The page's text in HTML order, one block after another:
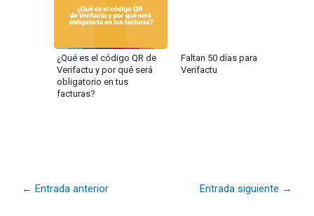
¿Qué es el código QR de
Verifactu y por qué será
obligatorio en tus
facturas?
Faltan 50 días para
Verifactu
← Entrada anterior Entrada siguiente →